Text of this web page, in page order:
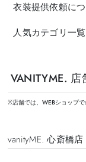
衣装提供依頼に
人気カテゴリ一覧
VANITYME. 店
※店舗では、WEBショップで
vanityME. 心斎橋店